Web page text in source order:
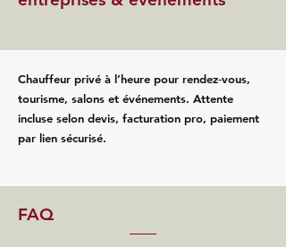
Chauffeur privé à l’heure pour rendez‑vous,
tourisme, salons et événements. Attente
incluse selon devis, facturation pro, paiement
par lien sécurisé.
FAQ